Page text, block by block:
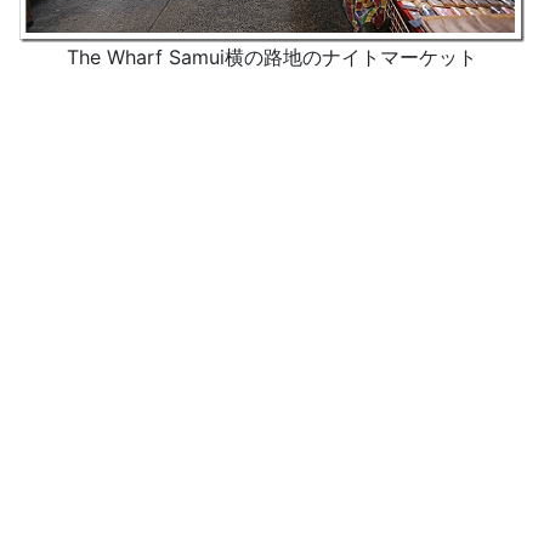
The Wharf Samui横の路地のナイトマーケット